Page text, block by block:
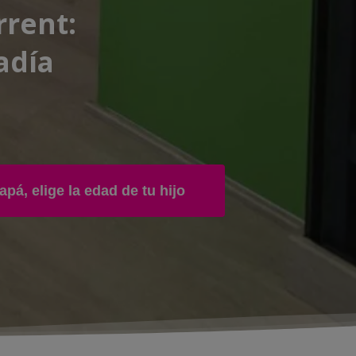
:
elige la edad de tu hijo